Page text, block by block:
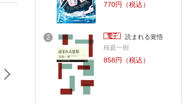
770円（税込）
2
読まれる覚悟
桜庭一樹
858円（税込）